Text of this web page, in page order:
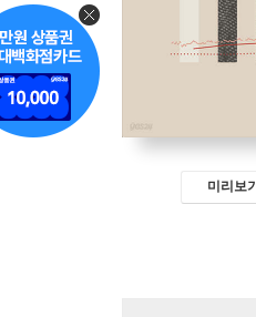
미리보기